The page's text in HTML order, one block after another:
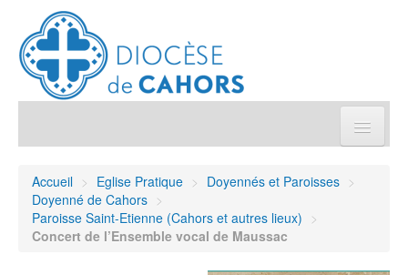
Démarches et sacrements
Accueil > Eglise Pratique > Doyennés et Paroisses >
Doyenné de Cahors >
Paroisse Saint-Etienne (Cahors et autres lieux) >
Concert de l’Ensemble vocal de Maussac